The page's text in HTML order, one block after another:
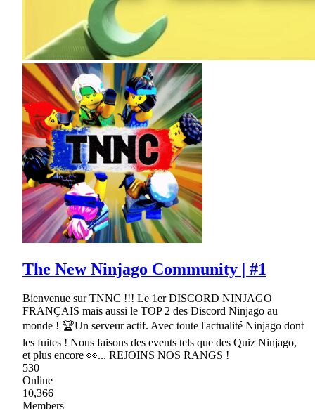
The New Ninjago Community | #1
Bienvenue sur TNNC !!! Le 1er DISCORD NINJAGO
FRANÇAIS mais aussi le TOP 2 des Discord Ninjago au
monde ! 🏆Un serveur actif. Avec toute l'actualité Ninjago dont
les fuites ! Nous faisons des events tels que des Quiz Ninjago,
et plus encore 👀... REJOINS NOS RANGS !
530
Online
10,366
Members